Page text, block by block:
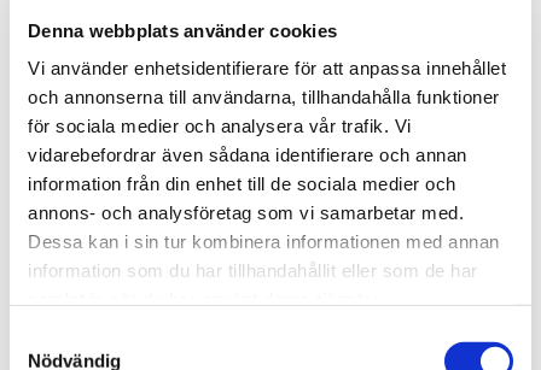
Denna webbplats använder cookies
Vi använder enhetsidentifierare för att anpassa innehållet
och annonserna till användarna, tillhandahålla funktioner
för sociala medier och analysera vår trafik. Vi
vidarebefordrar även sådana identifierare och annan
information från din enhet till de sociala medier och
annons- och analysföretag som vi samarbetar med.
Dessa kan i sin tur kombinera informationen med annan
information som du har tillhandahållit eller som de har
Nödvändig
åtagande och återkoppla till er.
Vi räknar en flyttning som utförs inom en radie på 10 mil från